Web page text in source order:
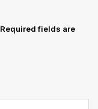
Required fields are